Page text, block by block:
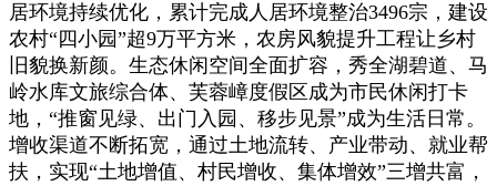
居环境持续优化，累计完成人居环境整治3496宗，建设
农村“四小园”超9万平方米，农房风貌提升工程让乡村
旧貌换新颜。生态休闲空间全面扩容，秀全湖碧道、马
岭水库文旅综合体、芙蓉嶂度假区成为市民休闲打卡
地，“推窗见绿、出门入园、移步见景”成为生活日常。
增收渠道不断拓宽，通过土地流转、产业带动、就业帮
扶，实现“土地增值、村民增收、集体增效”三增共富，